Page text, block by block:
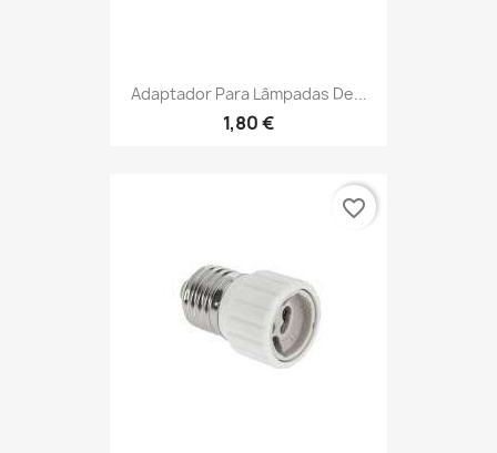
Adaptador Para Lâmpadas De...
1,80 €
favorite_border